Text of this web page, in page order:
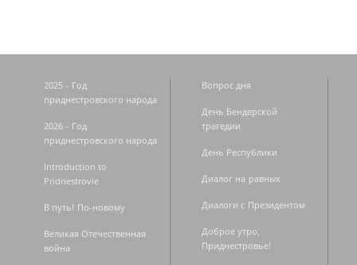
2025 - Год
приднестровского народа
2026 - Год
приднестровского народа
Introduction to
Pridnestrovie
В путь! По-новому
Великая Отечественная
война
Вопрос дня
День Бендерской
трагедии
День Республики
Диалог на равных
Диалоги с Президентом
Доброе утро,
Приднестровье!